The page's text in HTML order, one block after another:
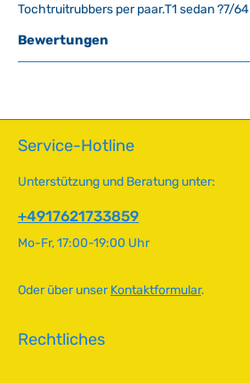
Tochtruitrubbers per paar.T1 sedan ?7/64
Bewertungen
Service-Hotline
Unterstützung und Beratung unter:
+4917621733859
Mo-Fr, 17:00-19:00 Uhr
Oder über unserKontaktformular.
Rechtliches